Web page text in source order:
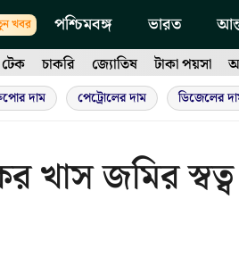
খবর পশ্চিমবঙ্গ ভারত
টেক চাকরি জ্যোতিষ টাকা পয়সা
দাম পেট্রোলের দাম ডিজেলের
খাস জমির